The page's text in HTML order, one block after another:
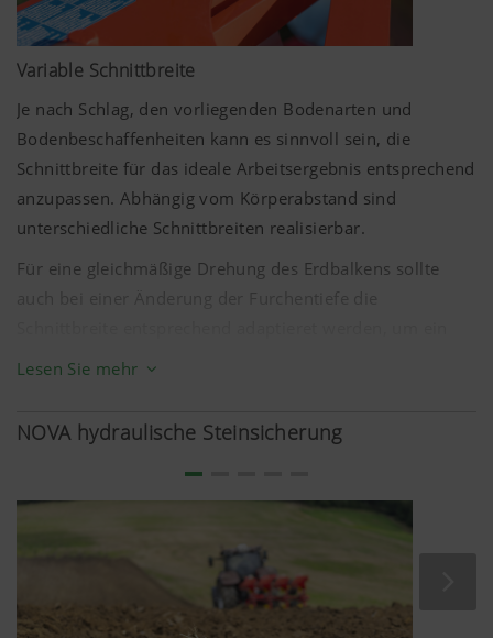
Variable Schnittbreite
Je nach Schlag, den vorliegenden Bodenarten und
Bodenbeschaffenheiten kann es sinnvoll sein, die
Schnittbreite für das ideale Arbeitsergebnis entsprechend
anzupassen. Abhängig vom Körperabstand sind
unterschiedliche Schnittbreiten realisierbar.
Für eine gleichmäßige Drehung des Erdbalkens sollte
gleichbleibendes Verhältnis von Arbeitstiefe zu
Zusätzlich lässt sich die unterschiedliche Drehung des
Das Adaptieren der Schnittbreite erfolgt bei SERVO
Pflügen mit der hydraulischen Schnittbreitenverstellung
PLUS einfach, komfortabel und während der Fahrt. Durch
Lesen Sie mehr
NOVA hydraulische Steinsicherung